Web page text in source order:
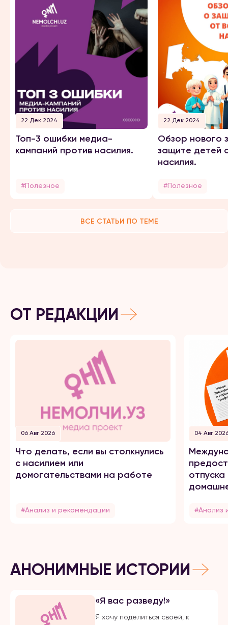
22 Дек 2024
Топ-3 ошибки медиа-
кампаний против насилия.
#Полезное
22 Дек 2024
Обзор нового
защите детей
насилия.
#Полезное
ВСЕ СТАТЬИ ПО ТЕМЕ
ОТ РЕДАКЦИИ
06 Авг 2026
Что делать, если вы столкнулись
с насилием или
домогательствами на работе
#Анализ и рекомендации
04 Авг
#Анализ
АНОНИМНЫЕ ИСТОРИИ
«Я вас разведу!»
Я хочу поделиться своей, к